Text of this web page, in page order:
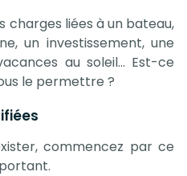
liées à un bateau,
un investissement, une
au soleil… Est-ce
le permettre ?
commencez par ce